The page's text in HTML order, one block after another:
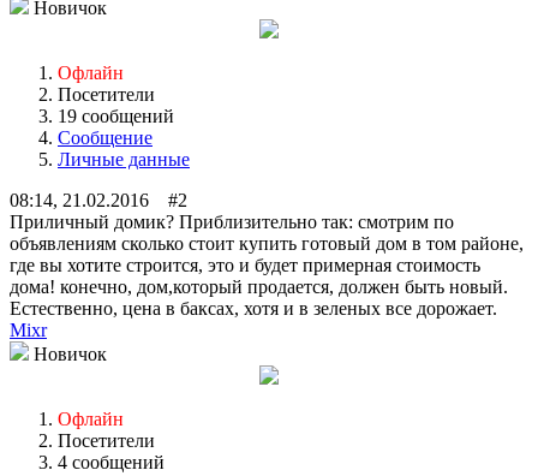
Новичок
Офлайн
Посетители
19 сообщений
Сообщение
Личные данные
08:14, 21.02.2016 #2
Приличный домик? Приблизительно так: смотрим по
объявлениям сколько стоит купить готовый дом в том районе,
где вы хотите строится, это и будет примерная стоимость
дома! конечно, дом,который продается, должен быть новый.
Естественно, цена в баксах, хотя и в зеленых все дорожает.
Mixr
Новичок
Офлайн
Посетители
4 сообщений